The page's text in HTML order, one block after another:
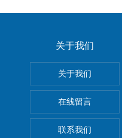
关于我们
关于我们
在线留言
联系我们